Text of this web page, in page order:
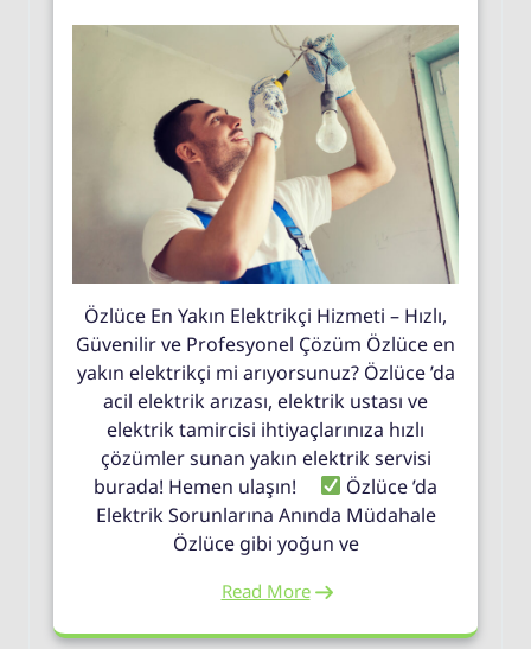
Özlüce En Yakın Elektrikçi Hizmeti – Hızlı,
Güvenilir ve Profesyonel Çözüm Özlüce en
yakın elektrikçi mi arıyorsunuz? Özlüce ’da
acil elektrik arızası, elektrik ustası ve
elektrik tamircisi ihtiyaçlarınıza hızlı
çözümler sunan yakın elektrik servisi
burada! Hemen ulaşın!
Özlüce ’da
Elektrik Sorunlarına Anında Müdahale
Özlüce gibi yoğun ve
Read More